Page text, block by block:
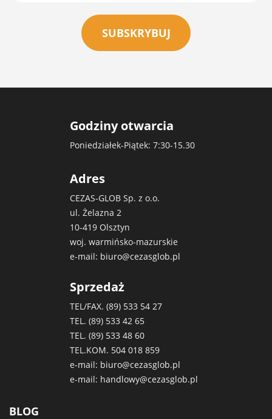
SUBSKRYBUJ
Godziny otwarcia
Poniedziałek-Piątek: 7:30-15.30
Adres
CEZAS-GLOB Sp. z o.o.
ul. Żelazna 2
10-419 Olsztyn
woj. warmińsko-mazurskie
e-mail: biuro@cezasglob.pl
Sprzedaż
TEL/FAX. (89) 533 54 27
TEL. (89) 533 42 65
TEL. (89) 533 48 60
TEL.KOM. 504 018 859
e-mail: biuro@cezasglob.pl
e-mail: handlowy@cezasglob.pl
BLOG